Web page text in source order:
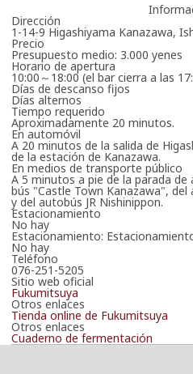
Dirección
1-14-9 Higashiyama Kanazawa,
Precio
Presupuesto medio: 3.000 yenes
Horario de apertura
10:00～18:00 (el bar cierra a las
Días de descanso fijos
Días alternos
Tiempo requerido
Aproximadamente 20 minutos.
En automóvil
A 20 minutos de la salida de
de la estación de Kanazawa.
En medios de transporte público
A 5 minutos a pie de la parada
bús "Castle Town Kanazawa", del
y del autobús JR Nishinippon.
Estacionamiento
No hay
Estacionamiento:
No hay
Teléfono
076-251-5205
Sitio web oficial
Fukumitsuya
Otros enlaces
Tienda online de Fukumitsuya
Otros enlaces
Cuaderno de fermentación